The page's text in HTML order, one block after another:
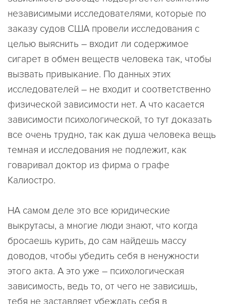
независимыми исследователями, которые по
заказу судов США провели исследования с
целью выяснить – входит ли содержимое
сигарет в обмен веществ человека так, чтобы
вызвать привыкание. По данных этих
исследователей – не входит и соответственно
физической зависимости нет. А что касается
зависимости психологической, то тут доказать
все очень трудно, так как душа человека вещь
темная и исследования не подлежит, как
говаривал доктор из фирма о графе
Калиостро.
НА самом деле это все юридические
выкрутасы, а многие люди знают, что когда
бросаешь курить, до сам найдешь массу
доводов, чтобы убедить себя в ненужности
этого акта. А это уже – психологическая
зависимость, ведь то, от чего не зависишь,